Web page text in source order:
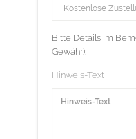
Bitte Details im
Gewähr):
Hinweis-Text